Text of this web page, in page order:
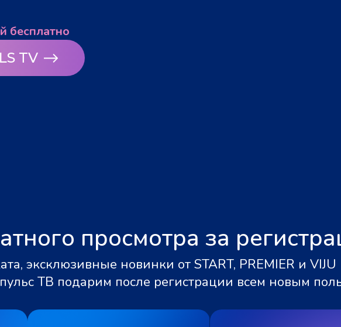
бесплатно
TV
просмотра за
эксклюзивные новинки от START, PREMIER и
ТВ подарим после регистрации всем новым